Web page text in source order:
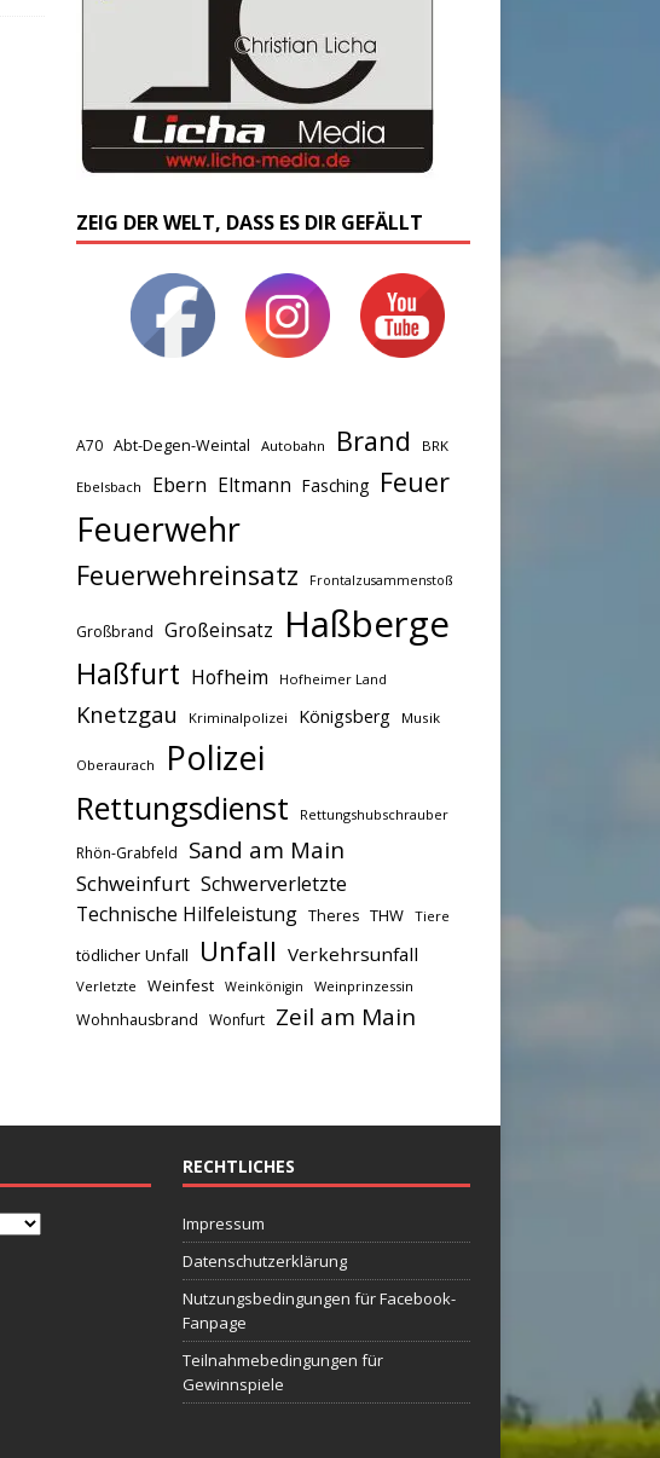
ZEIG DER WELT, DASS ES DIR GEFÄLLT
A70 Abt-Degen-Weintal Autobahn Brand BRK
Ebelsbach Ebern Eltmann Fasching Feuer
Feuerwehr
Feuerwehreinsatz Frontalzusammenstoß
Großbrand Großeinsatz Haßberge
Haßfurt Hofheim Hofheimer Land
Knetzgau Kriminalpolizei Königsberg Musik
Oberaurach Polizei
Rettungsdienst Rettungshubschrauber
Rhön-Grabfeld Sand am Main
Schweinfurt Schwerverletzte
Technische Hilfeleistung Theres THW Tiere
tödlicher Unfall Unfall Verkehrsunfall
Verletzte Weinfest Weinkönigin Weinprinzessin
Wohnhausbrand Wonfurt Zeil am Main
RECHTLICHES
Impressum
Datenschutzerklärung
Nutzungsbedingungen für Facebook-
Fanpage
Teilnahmebedingungen für
Gewinnspiele